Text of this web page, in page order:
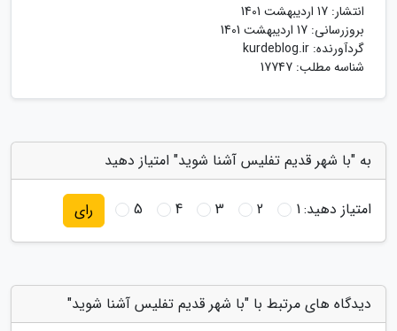
انتشار: 17 اردیبهشت 1401
بروزرسانی: 17 اردیبهشت 1401
گردآورنده: kurdeblog.ir
شناسه مطلب: 17747
به "با شهر قدیم تفلیس آشنا شوید" امتیاز دهید
امتیاز دهید:1
2
3
4
5 رای
دیدگاه های مرتبط با "با شهر قدیم تفلیس آشنا شوید"